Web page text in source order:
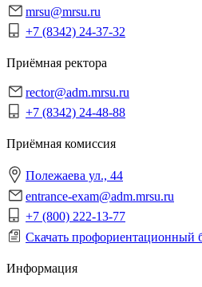
mrsu@mrsu.ru
+7 (8342) 24-37-32
Приёмная ректора
rector@adm.mrsu.ru
+7 (8342) 24-48-88
Приёмная комиссия
Полежаева ул., 44
entrance-exam@adm.mrsu.ru
+7 (800) 222-13-77
Скачать профориентационный
Информация